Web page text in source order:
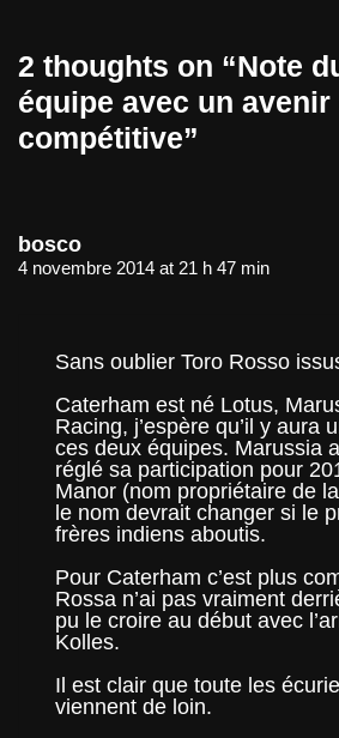
2 thoughts on “Note
équipe avec un
compétitive”
bosco
4 novembre 2014 at 21 h 47 min
Sans oublier Toro Rosso
Caterham est né Lotus,
Racing, j’espère qu’il y aura
ces deux équipes. Marussia
réglé sa participation pour
Manor (nom propriétaire de
le nom devrait changer si le
frères indiens aboutis.
Pour Caterham c’est plus
Rossa n’ai pas vraiment
pu le croire au début avec
Kolles.
Il est clair que toute les
viennent de loin.